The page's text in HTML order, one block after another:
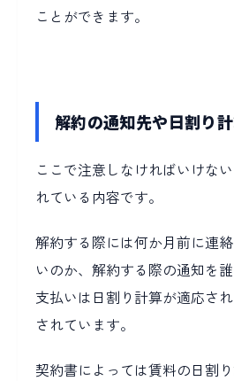
ことができます。
解約の通知先や日割り
ここで注意しなければいけな
れている内容です。
解約する際には何か月前に連
いのか、解約する際の通知を
支払いは日割り計算が適応さ
されています。
契約書によっては賃料の日割